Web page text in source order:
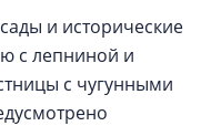
и исторические
с лепниной и
с чугунными